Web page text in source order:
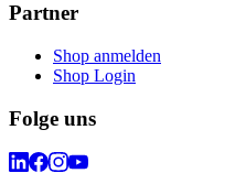
Partner
Shop anmelden
Shop Login
Folge uns